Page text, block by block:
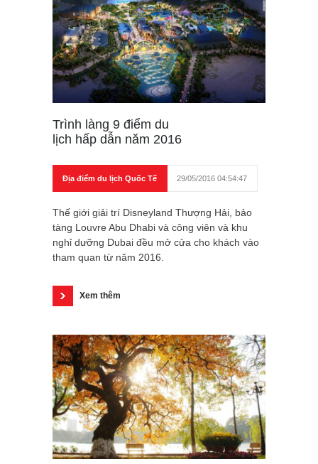
Trình làng 9 điểm du
lịch hấp dẫn năm 2016
Địa điểm du lịch Quốc Tế 29/05/2016 04:54:47
Thế giới giải trí Disneyland Thượng Hải, bảo
tàng Louvre Abu Dhabi và công viên và khu
nghỉ dưỡng Dubai đều mở cửa cho khách vào
tham quan từ năm 2016.
Xem thêm